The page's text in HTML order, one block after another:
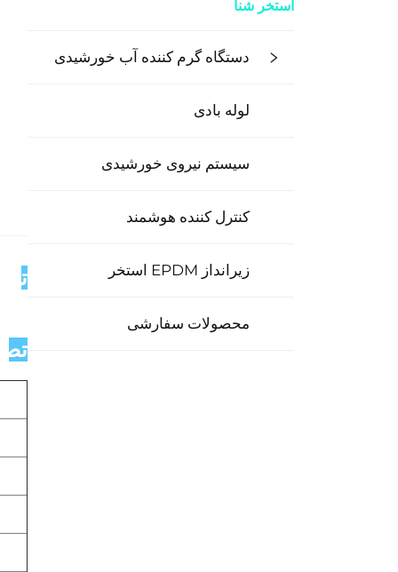
استخر شنا
دستگاه گرم کننده آب خورشیدی
لوله بادی
سیستم نیروی خورشیدی
کنترل کننده هوشمند
زیرانداز EPDM استخر
محصولات سفارشی